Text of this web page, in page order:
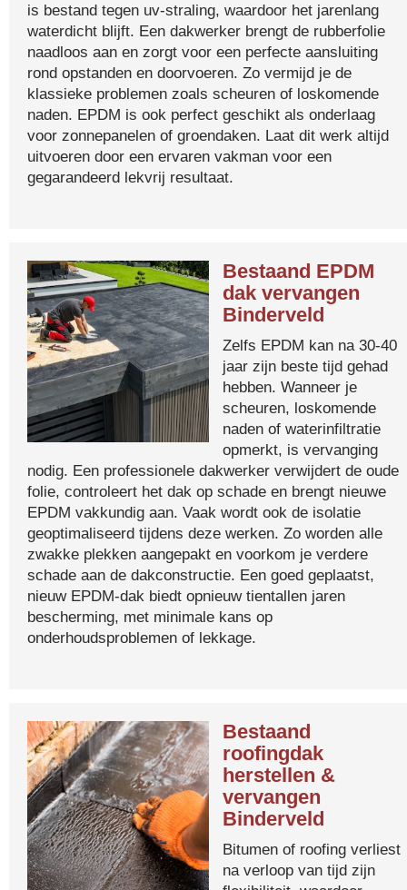
is bestand tegen uv-straling, waardoor het jarenlang
waterdicht blijft. Een dakwerker brengt de rubberfolie
naadloos aan en zorgt voor een perfecte aansluiting
rond opstanden en doorvoeren. Zo vermijd je de
klassieke problemen zoals scheuren of loskomende
naden. EPDM is ook perfect geschikt als onderlaag
voor zonnepanelen of groendaken. Laat dit werk altijd
uitvoeren door een ervaren vakman voor een
gegarandeerd lekvrij resultaat.
Bestaand EPDM
dak vervangen
Binderveld
Zelfs EPDM kan na 30-40
jaar zijn beste tijd gehad
hebben. Wanneer je
scheuren, loskomende
naden of waterinfiltratie
opmerkt, is vervanging
nodig. Een professionele dakwerker verwijdert de oude
folie, controleert het dak op schade en brengt nieuwe
EPDM vakkundig aan. Vaak wordt ook de isolatie
geoptimaliseerd tijdens deze werken. Zo worden alle
zwakke plekken aangepakt en voorkom je verdere
schade aan de dakconstructie. Een goed geplaatst,
nieuw EPDM-dak biedt opnieuw tientallen jaren
bescherming, met minimale kans op
onderhoudsproblemen of lekkage.
Bestaand
roofingdak
herstellen &
vervangen
Binderveld
Bitumen of roofing verliest
na verloop van tijd zijn